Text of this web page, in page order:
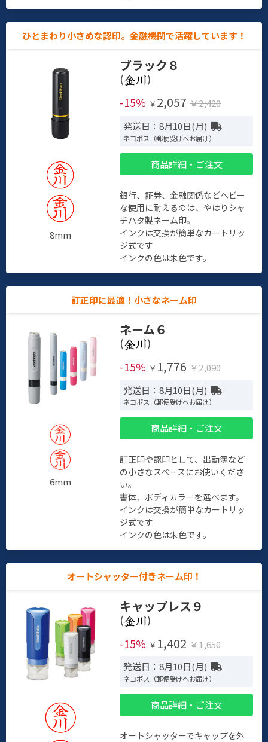
ひとまわり小さめな認印。金融機関で活躍しています！
8mm
ブラック８
(
)
-15% ￥ 2,057 ￥2,420
発送日：8月10日(月)
ネコポス（郵便受けへお届け）
商品詳細・ご注文
銀行、証券、金融関係などヘビー
な使用に耐えるのは、やはりシャ
チハタ製ネーム印。
インクは交換が簡単なカートリッ
ジ式です
インクの色は朱色です。
訂正印に最適！小さなネーム印
6mm
ネーム６
(
)
-15% ￥ 1,776 ￥2,090
発送日：8月10日(月)
ネコポス（郵便受けへお届け）
商品詳細・ご注文
訂正印や認印として、出勤簿など
の小さなスペースにお使いくださ
い。
書体、ボディカラーを選べます。
インクは交換が簡単なカートリッ
ジ式です
インクの色は朱色です。
オートシャッター付きネーム印！
キャップレス９
(
)
-15% ￥ 1,402 ￥1,650
発送日：8月10日(月)
ネコポス（郵便受けへお届け）
商品詳細・ご注文
オートシャッターでキャップを外